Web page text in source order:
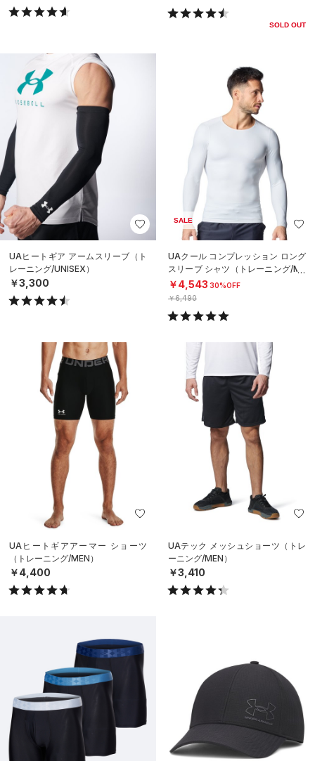
SOLD OUT
UAヒートギア アームスリーブ（ト
レーニング/UNISEX）
￥3,300
SALE
UAクール コンプレッション ロング
スリーブ シャツ（トレーニング/ME
N）
￥4,543 30%OFF
￥6,490
UAヒートギアアーマー ショーツ
（トレーニング/MEN）
￥4,400
UAテック メッシュショーツ（トレ
ーニング/MEN）
￥3,410